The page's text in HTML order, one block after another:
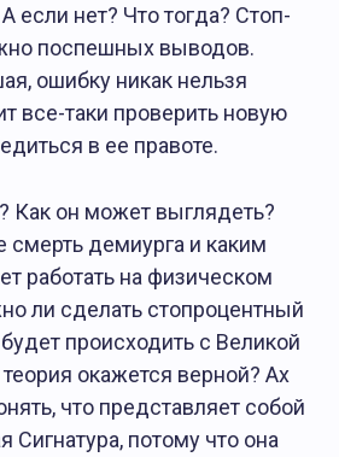
если нет? Что тогда? Стоп-
поспешных выводов.
ошибку никак нельзя
все-таки проверить новую
в ее правоте.
Как он может выглядеть?
смерть демиурга и каким
работать на физическом
ли сделать стопроцентный
будет происходить с Великой
окажется верной? Ах
что представляет собой
Сигнатура, потому что она